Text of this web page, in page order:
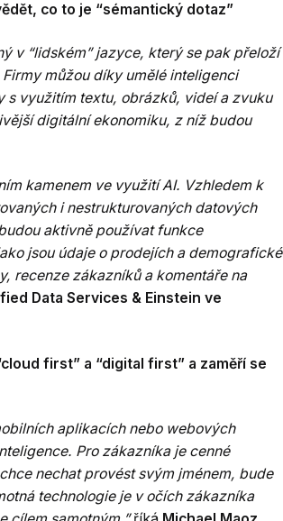
co to je “sémantický dotaz”
v “lidském” jazyce, který se pak přeloží
můžou díky umělé inteligenci
s využitím textu, obrázků, videí a zvuku
digitální ekonomiku, z níž budou
kamenem ve využití AI. Vzhledem k
i nestrukturovaných datových
aktivně používat funkce
jsou údaje o prodejích a demografické
recenze zákazníků a komentáře na
Data Services & Einstein ve
first” a “digital first” a zaměří se
aplikacích nebo webových
Pro zákazníka je cenné
nechat provést svým jménem, bude
technologie je v očích zákazníka